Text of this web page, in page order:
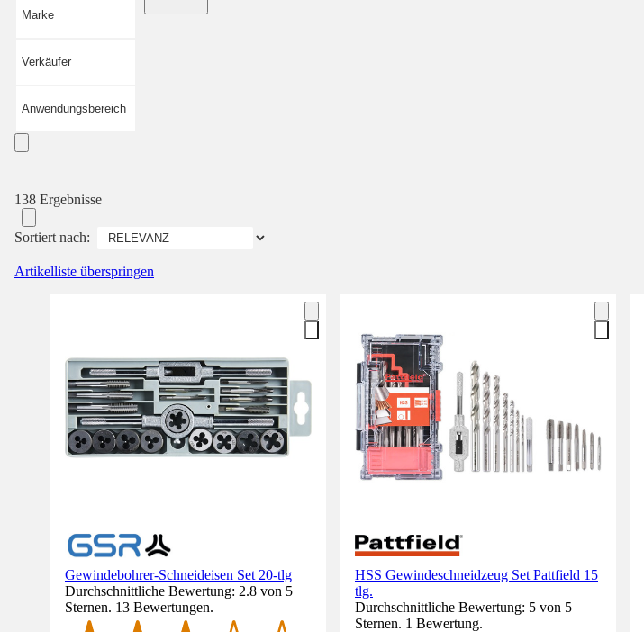
Marke
Verkäufer
Anwendungsbereich
138 Ergebnisse
Sortiert nach:
Artikelliste überspringen
Gewindebohrer-Schneideisen Set 20-tlg
Durchschnittliche Bewertung: 2.8 von 5
Sternen. 13 Bewertungen.
HSS Gewindeschneidzeug Set Pattfield 15
tlg.
Durchschnittliche Bewertung: 5 von 5
Sternen. 1 Bewertung.